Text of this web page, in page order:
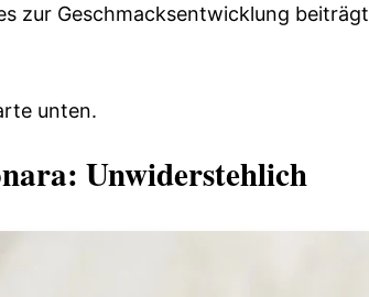
zur Geschmacksentwicklung beiträgt
unten.
Unwiderstehlich